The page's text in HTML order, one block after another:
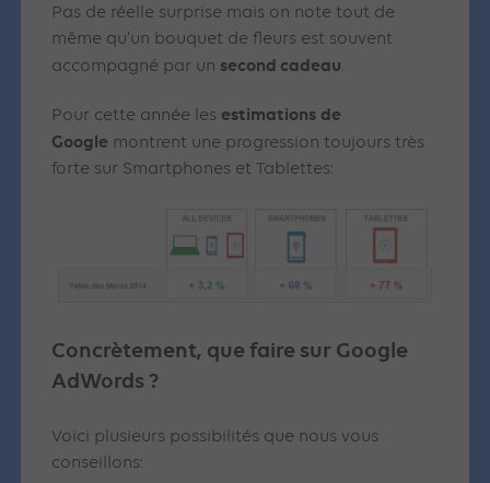
Pas de réelle surprise mais on note tout de
même qu’un bouquet de fleurs est souvent
accompagné par un second cadeau.
Pour cette année les estimations de
Google montrent une progression toujours très
forte sur Smartphones et Tablettes:
Concrètement, que faire sur Google
AdWords ?
Voici plusieurs possibilités que nous vous
conseillons: